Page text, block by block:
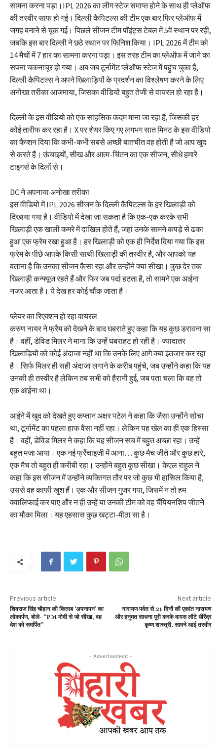
सामना करना पड़ा।IPL 2026 का लीग स्टेज समाप्त होने के साथ ही प्लेऑफ
की तस्वीर साफ हो गई। दिल्ली कैपिटल्स की टीम एक बार फिर प्लेऑफ में
जगह बनाने से चूक गई। पिछले सीजन टीम पॉइंट्स टेबल में 5वें स्थान पर रही,
जबकि इस बार दिल्ली ने छठे स्थान पर फिनिश किया। IPL 2026 में टीम को
14 मैचों में 7 हार का सामना करना पड़ा। इस तरह टीम का प्लेऑफ में जाने का
सपना चकनाचूर हो गया। अब जब टूर्नामेंट प्लेऑफ स्टेज में पहुंच चुका है,
दिल्ली कैपिटल्स ने अपने खिलाड़ियों के प्रदर्शन का विश्लेषण करने के लिए
अनोखा तरीका आजमाया, जिसका वीडियो बहुत तेजी से वायरल हो रहा है।
दिल्ली के इस वीडियो को एक साहसिक कदम माना जा रहा है, जिसकी हर
कोई तारीफ कर रहा है। X पर शेयर किए गए लगभग सात मिनट के इस वीडियो
का कैप्शन दिया कि कभी-कभी सबसे अच्छी बातचीत वह होती है जो आप खुद
से करते हैं। ऊंचाइयों, सीख और आत्म-चिंतन का एक सीजन, सीधे हमारे
टाइगर्स के दिलों से।
DC ने अपनाया अनोखा तरीका
इस वीडियो में IPL 2026 सीजन के दिल्ली कैपिटल्स के हर खिलाड़ी को
दिखाया गया है। वीडियो में देखा जा सकता है कि एक-एक करके सभी
खिलाड़ी एक खाली कमरे में दाखिल होते हैं, जहां उनके सामने कपड़े से ढका
हुआ एक फ्रेम रखा हुआ है। हर खिलाड़ी को एक ही निर्देश दिया गया कि इस
फ्रेम के पीछे आपके किसी साथी खिलाड़ी की तस्वीर है, और आपको यह
बताना है कि उनका सीजन कैसा रहा और उन्होंने क्या सीखा। कुछ देर तक
खिलाड़ी कन्फ्यूज रहते हैं और फिर जब पर्दा हटता है, तो सामने एक आईना
नजर आता है। ये देख हर कोई चौंक जाता है।
प्लेयर का रिएक्शन हो रहा वायरल
करुण नायर ने फ्रैम को देखने के बाद घबराते हुए कहा कि यह कुछ डरावना सा
है। वहीं, डेविड मिलर ने माना कि उन्हें घबराहट हो रही है। ज्यादातर
खिलाड़ियों को कोई अंदाजा नहीं था कि उनके लिए आगे क्या इंतजार कर रहा
है। सिर्फ मिलर ही सही अंदाजा लगाने के करीब पहुंचे, जब उन्होंने कहा कि यह
उनकी ही तस्वीर है लेकिन तब सभी को हैरानी हुई, जब पता चला कि वह तो
एक आईना था।
आईने में खुद को देखते हुए कप्तान अक्षर पटेल ने कहा कि जैसा उन्होंने सोचा
था, टूर्नामेंट का पहला हाफ वैसा नहीं रहा। लेकिन यह खेल का ही एक हिस्सा
है। वहीं, डेविड मिलर ने कहा कि यह सीजन सच में बहुत अच्छा रहा। उन्हें
बहुत मजा आया। एक नई फ्रैंचाइजी में आना… कुछ मैच जीते और कुछ हारे,
एक मैच तो बहुत ही करीबी रहा। उन्होंने बहुत कुछ सीखा। केएल राहुल ने
कहा कि इस सीजन में उन्होंने व्यक्तिगत तौर पर जो कुछ भी हासिल किया है,
उससे वह काफी खुश हैं। एक और सीजन गुजर गया, जिसमें न तो हम
क्वालिफाई कर पाए और न ही उन्हें या उनकी टीम को वह चैंपियनशिप जीतने
का मौका मिला। यह एहसास कुछ खट्टा-मीठा सा है।
Previous article
शिवराज सिंह चौहान की किताब ‘अपनापन’ का
लोकार्पण, बोले- “PM मोदी से जो सीखा, वह
देश को समर्पित”
Next article
नारायण पर्वत से 21 दिनों की एकांत नारायण
और हनुमत साधना पूरी करके वापस लौटे धीरेंद्र
कृष्ण शास्त्री, सामने आई तस्वीर
- Advertisement -